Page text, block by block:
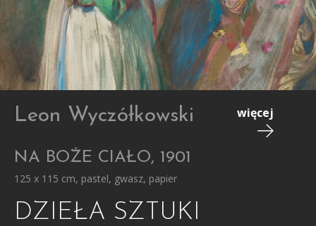
Leon Wyczółkowski
NA BOŻE CIAŁO, 1901
125 x 115 cm, pastel, gwasz, papier
więcej
DZIEŁA SZTUKI